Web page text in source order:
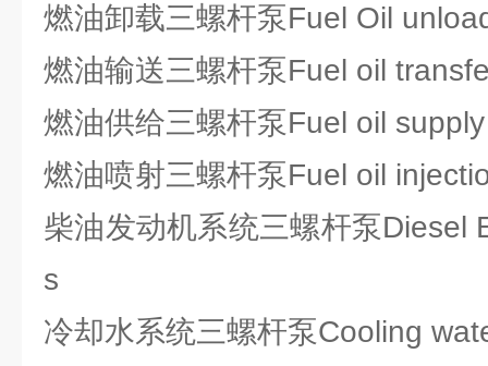
燃油卸载三螺杆泵Fuel Oil
燃油输送三螺杆泵Fuel oil
燃油供给三螺杆泵Fuel oil
燃油喷射三螺杆泵Fuel oil
柴油发动机系统三螺杆泵Diesel
s
冷却水系统三螺杆泵Cooling